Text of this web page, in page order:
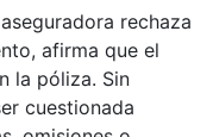
rechaza
afirma que el
la póliza. Sin
cuestionada